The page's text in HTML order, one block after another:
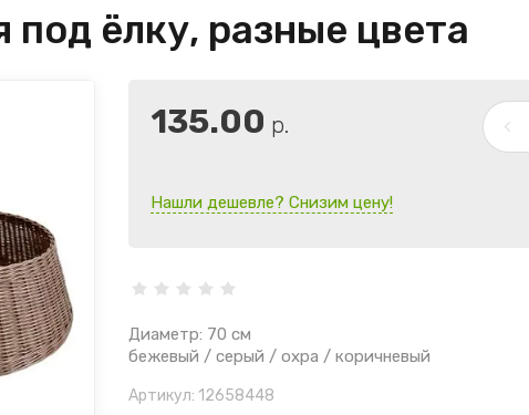
под ёлку, разные цвета
135.00 р.
Нашли дешевле? Снизим цену!
Диаметр: 70 см
бежевый / серый / охра / коричневый
Артикул: 12658448